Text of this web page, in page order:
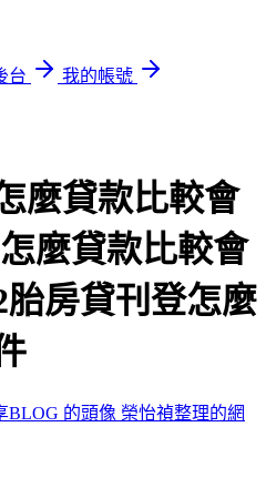
台
我的帳號
麼貸款比較會
麼貸款比較會
房貸刊登怎麼
榮怡禎整理的網